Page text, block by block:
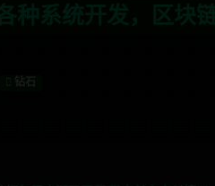
块链开发，金融
钻石